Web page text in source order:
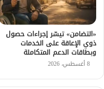
«التضامن» تيسّر إجراءات حصول
ذوي الإعاقة على الخدمات
وبطاقات الدعم المتكاملة
8 أغسطس، 2026